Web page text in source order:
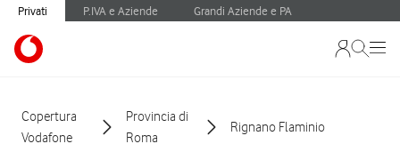
Privati P.IVA e Aziende Grandi Aziende e PA
Copertura
Vodafone
Provincia di
Roma
Rignano Flaminio